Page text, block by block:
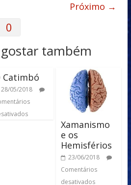
Próximo →
0
também
Catimbó
28/05/2018
Xamanismo
e os
Hemisférios
23/06/2018
Comentários
desativados